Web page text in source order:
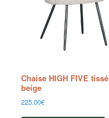
Chaise HIGH FIVE tissé
beige
225.00€